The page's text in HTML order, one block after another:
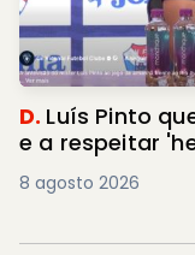
D. Luís Pinto
e a respeitar
8 agosto 2026